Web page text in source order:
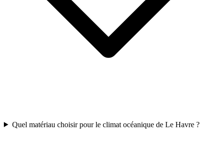
Quel matériau choisir pour le climat océanique de Le Havre ?